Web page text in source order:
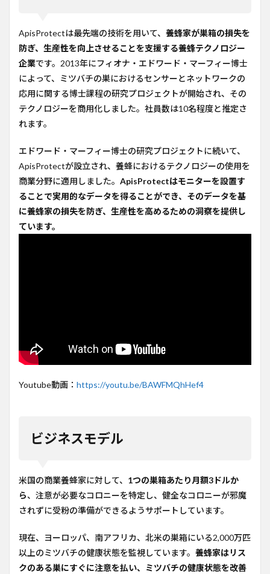
3
テク
ノロ
ジー
4
今後
の計
5
コメ
ント
6
参考
URL
ApisProtectは最先端の技術を用いて、 養蜂家が巣箱の損失を
防ぎ、生産性を向上させることを支援する養蜂テクノロジー
企業です。2013年にフィオナ・エドワード・マーフィー博士
によって、ミツバチの巣におけるセンサーとネットワークの
応用に関する博士課程の研究プロジェクトが開始され、その
テクノロジーを商用化しました。社員数は10名程度と推定さ
れます。
エドワード・マーフィー博士の研究プロジェクトに続いて、
ApisProtectが設立され、養蜂におけるテクノロジーの使用を
商業分野に適用しました。 ApisProtectはモニターを設置す
ることで実用的なデータを得ることができ、そのデータを基
に養蜂家の損失を防ぎ、生産性を高めるための洞察を提供し
ています。
Youtube動画： https://youtu.be/BAWFMQhHef4
ビジネスモデル
米国の商業養蜂家に対して、 1つの巣箱あたり月額3ドルか
ら、注意が必要なコロニーを特定し、健全なコロニーが邪魔
されずに受粉の準備ができるようサポートしています。
現在、ヨーロッパ、南アフリカ、北米の巣箱にいる2,000万匹
以上のミツバチの健康状態を監視しています。 養蜂家はリス
クのある巣にすぐに注意を払い、ミツバチの健康状態を改善